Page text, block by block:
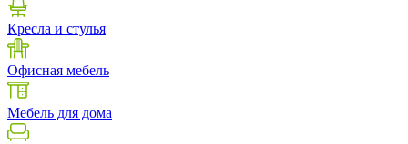
Кресла и стулья
Офисная мебель
Мебель для дома